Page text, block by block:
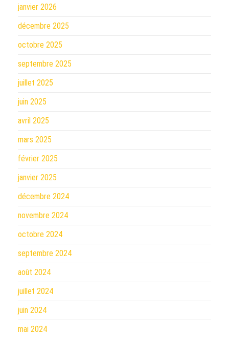
janvier 2026
décembre 2025
octobre 2025
septembre 2025
juillet 2025
juin 2025
avril 2025
mars 2025
février 2025
janvier 2025
décembre 2024
novembre 2024
octobre 2024
septembre 2024
août 2024
juillet 2024
juin 2024
mai 2024